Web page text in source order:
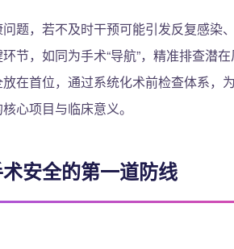
题，若不及时干预可能引发反复感染
节，如同为手术“导航”，精准排查潜
在首位，通过系统化术前检查体系，
心项目与临床意义。
安全的第一道防线